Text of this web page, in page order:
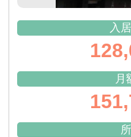
入
月